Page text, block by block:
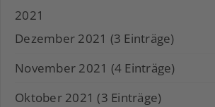
2021
Dezember 2021 (3 Einträge)
November 2021 (4 Einträge)
Oktober 2021 (3 Einträge)